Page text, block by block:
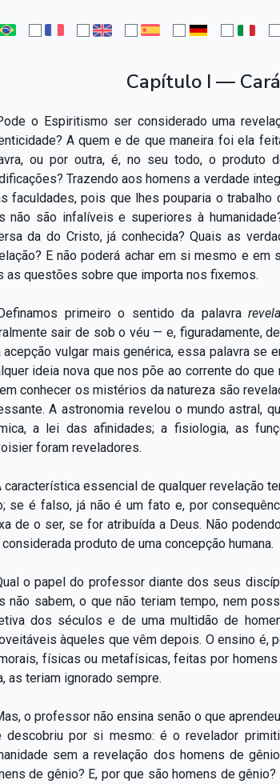
Capítulo I —
o Espiritismo ser considerado uma
A quem e de que maneira foi ela
ou por outra, é, no seu todo, o produto
Trazendo aos homens a verdade
faculdades, pois que lhes pouparia o
não são infalíveis e superiores à
da do Cristo, já conhecida? Quais as
E não poderá achar em si mesmo e
as questões sobre que importa nos fixemos.
primeiro o sentido da palavra
sair de sob o véu — e, figuradamente,
acepção vulgar mais genérica, essa palavra se
ideia nova que nos põe ao corrente do
conhecer os mistérios da natureza são
A astronomia revelou o mundo astral,
a lei das afinidades; a fisiologia, as
foram reveladores.
característica essencial de qualquer revelação
se é falso, já não é um fato e, por
de o ser, se for atribuída a Deus. Não
produto de uma concepção humana.
o papel do professor diante dos seus
não sabem, o que não teriam tempo, nem
dos séculos e de uma multidão de
àqueles que vêm depois. O ensino é,
físicas ou metafísicas, feitas por
as teriam ignorado sempre.
o professor não ensina senão o que
descobriu por si mesmo: é o revelador
sem a revelação dos homens de
de gênio? E, por que são homens de